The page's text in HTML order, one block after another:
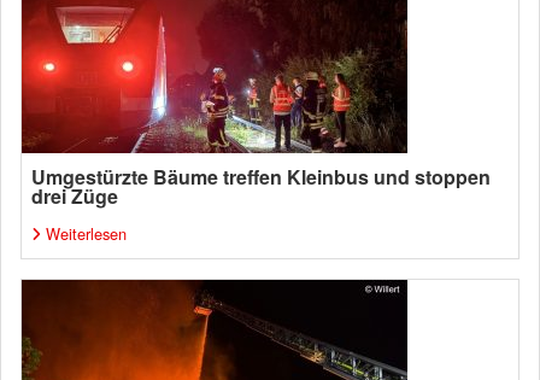
Umgestürzte Bäume treffen Kleinbus und stoppen
drei Züge
Weiterlesen